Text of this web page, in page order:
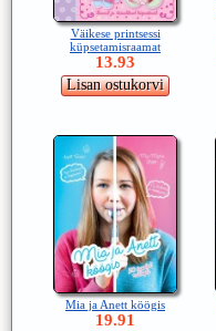
Väikese printsessi
küpsetamisraamat
13.93
Mia ja Anett köögis
19.91